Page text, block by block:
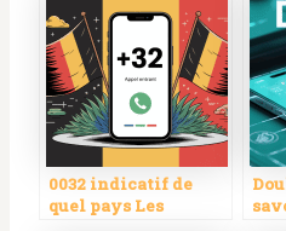
0032 indicatif de
quel pays Les